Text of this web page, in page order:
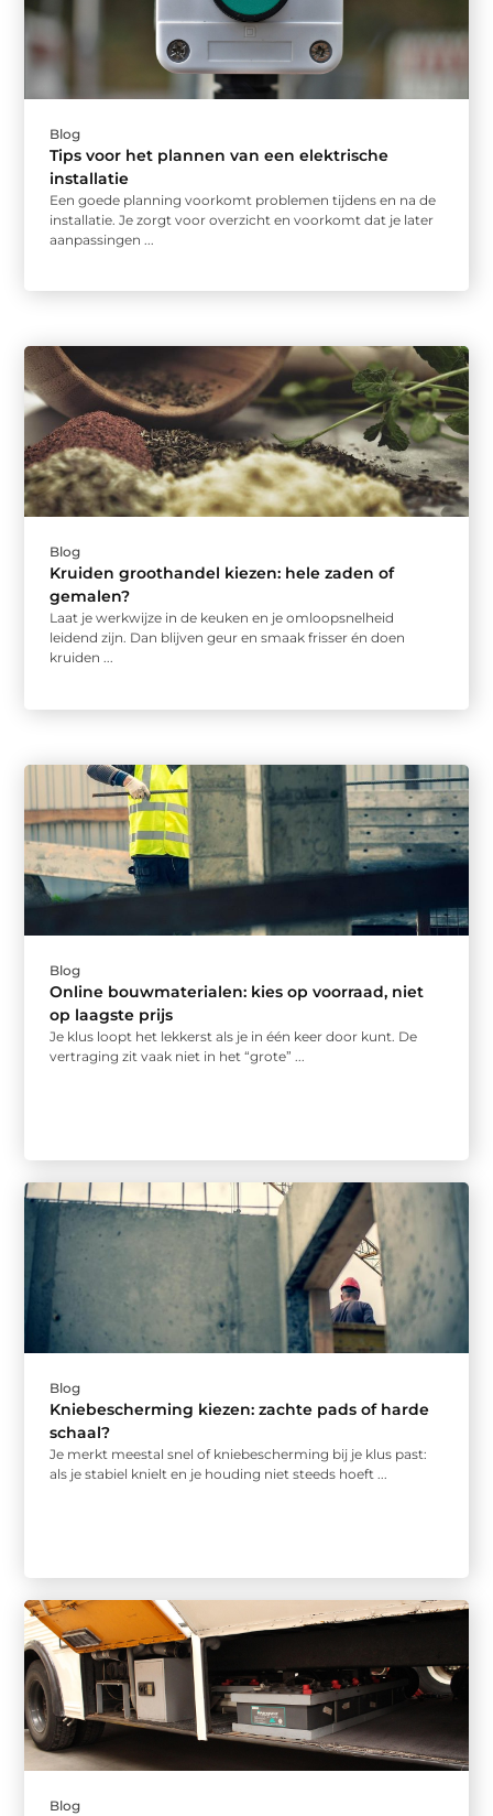
Blog
Tips voor het plannen van een elektrische
installatie
Een goede planning voorkomt problemen tijdens en na de
installatie. Je zorgt voor overzicht en voorkomt dat je later
aanpassingen ...
Blog
Kruiden groothandel kiezen: hele zaden of
gemalen?
Laat je werkwijze in de keuken en je omloopsnelheid
leidend zijn. Dan blijven geur en smaak frisser én doen
kruiden ...
Blog
Online bouwmaterialen: kies op voorraad, niet
op laagste prijs
Je klus loopt het lekkerst als je in één keer door kunt. De
vertraging zit vaak niet in het “grote” ...
Blog
Kniebescherming kiezen: zachte pads of harde
schaal?
Je merkt meestal snel of kniebescherming bij je klus past:
als je stabiel knielt en je houding niet steeds hoeft ...
Blog